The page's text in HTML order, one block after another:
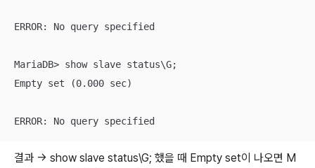
ERROR: No query specified
MariaDB> show slave status\G;
Empty set (0.000 sec)
ERROR: No query specified
결과 -> show slave status\G; 했을 때 Empty set이 나오면 M